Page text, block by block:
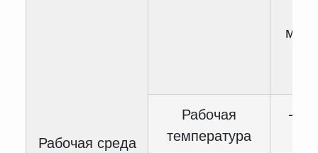
Рабочая среда
Рабочая
температура
—